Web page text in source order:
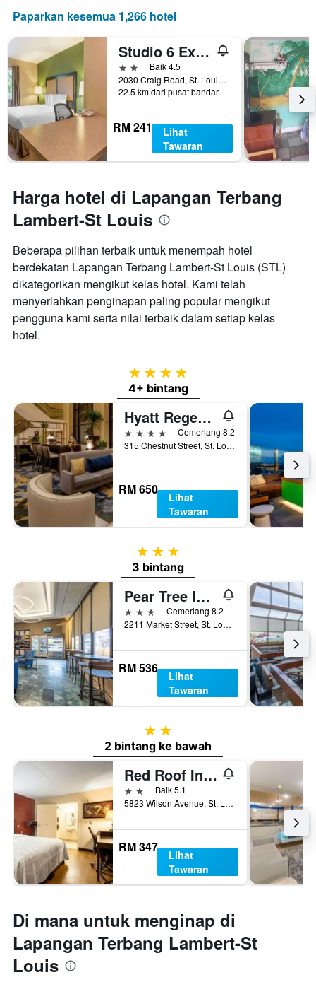
Paparkan kesemua 1,266 hotel
Studio 6 Extended Stay - St Louis, Mo - Westport Craig Road
2 bintangBaik 4.5
2030 Craig Road, St. Louis, MO, Amerika Syarikat
22.5 km dari pusat bandar
RM 241
Lihat
Tawaran
Harga hotel di Lapangan Terbang
Lambert-St Louis
Beberapa pilihan terbaik untuk menempah hotel
berdekatan Lapangan Terbang Lambert-St Louis (STL)
dikategorikan mengikut kelas hotel. Kami telah
menyerlahkan penginapan paling popular mengikut
pengguna kami serta nilai terbaik dalam setiap kelas
hotel.
4 bintang
4+ bintang
Hyatt Regency St Louis At The Arch
4 bintang
Cemerlang 8.2
315 Chestnut Street, St. Louis, MO, Amerika Syarikat
RM 650
Lihat
Tawaran
3 bintang
3 bintang
Pear Tree Inn St. Louis Near Union Station
3 bintangCemerlang 8.2
2211 Market Street, St. Louis, MO, Amerika Syarikat
RM 536
Lihat
Tawaran
2 bintang
2 bintang ke bawah
Red Roof Inn Plus+ St Louis - Forest Park/ Hampton Ave
2 bintangBaik 5.1
5823 Wilson Avenue, St. Louis, MO, Amerika Syarikat
RM 347
Lihat
Tawaran
Di mana untuk menginap di
Lapangan Terbang Lambert-St
Louis